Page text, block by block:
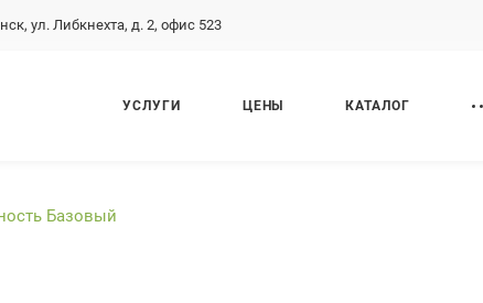
ул. Либкнехта, д. 2, офис 523
УСЛУГИ ЦЕНЫ КАТАЛОГ
Базовый